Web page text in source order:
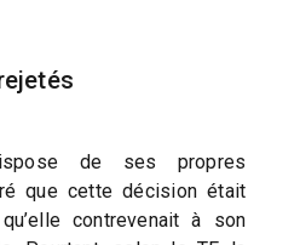
de ses propres
que cette décision était
contrevenait à son